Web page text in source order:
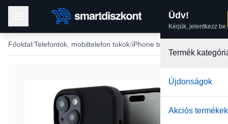
Üdv!
Kérjük, jelentkezz be.
Termék
Újdonságok
Akciós termékek
Főoldal Telefontok, mobiltelefon tokok iPhone tokok
-33%